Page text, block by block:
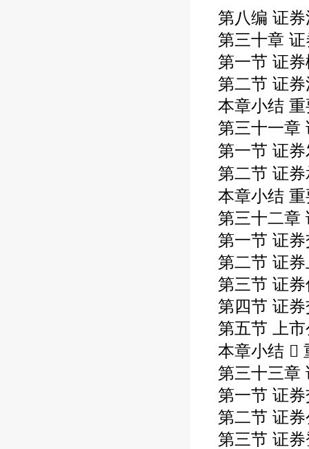
第八编 证
第三十章
第一节 证
第二节 证
本章小结
第三十一章
第一节 证
第二节 证
本章小结
第三十二章
第一节 证
第二节 证
第三节 证
第四节 证
第五节 上
本章小结 
第三十三章
第一节 证
第二节 证
第三节 证